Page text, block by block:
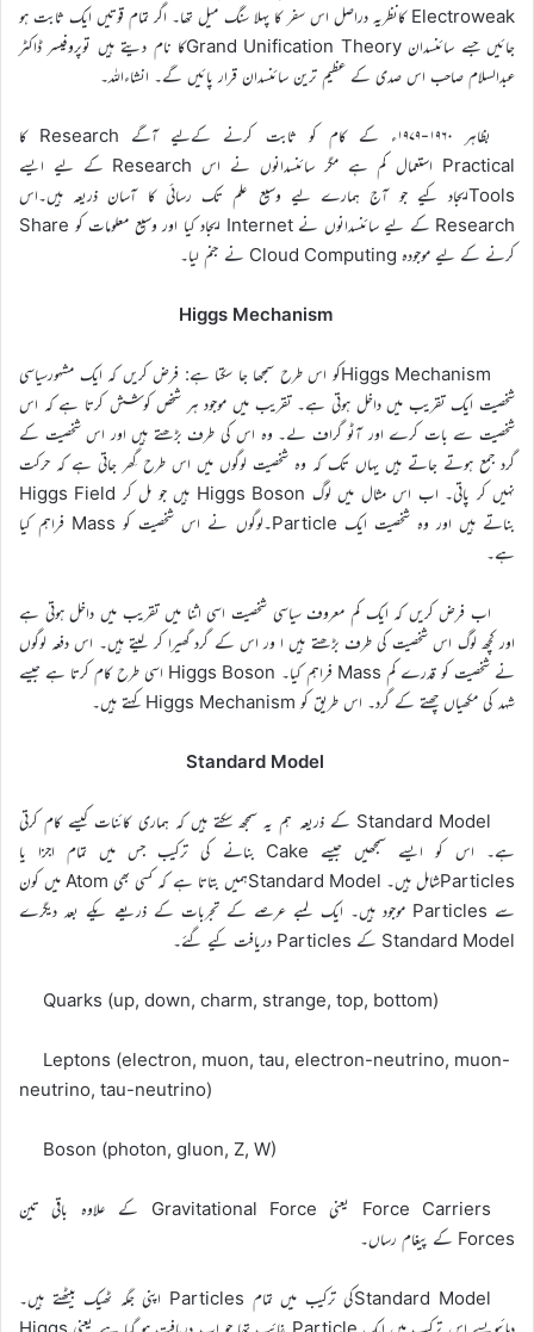
Electroweak کانظریہ دراصل اس سفر کا پہلا سنگ میل تھا۔ اگر تمام قوتیں ایک ثابت ہو
جائیں جسے سائنسدان Grand Unification Theoryکا نام دیتے ہیں توپروفیسر ڈاکٹر
عبدالسلام صاحب اس صدی کے عظیم ترین سائنسدان قرار پائیں گے۔ انشاءاللہ۔
بظاہر ۱۹۶۰-۱۹۷۹ء کے کام کو ثابت کرنے کےلیے آگے Research کا
Practical استعمال کم ہے مگر سائنسدانوں نے اس Research کے لیے ایسے
Toolsایجاد کیے جو آج ہمارے لیے وسیع علم تک رسائی کا آسان ذریعہ ہیں۔اس
Research کے لیے سائنسدانوں نے Internet ایجاد کیا اور وسیع معلومات کو Share
کرنے کے لیے موجودہ Cloud Computing نے جنم لیا۔
Higgs Mechanism
Higgs Mechanismکو اس طرح سمجھا جا سکتا ہے: فرض کریں کہ ایک مشہورسیاسی
شخصیت ایک تقریب میں داخل ہوتی ہے۔ تقریب میں موجود ہر شخص کوشش کرتا ہے کہ اس
شخصیت سے بات کرے اور آٹو گراف لے۔ وہ اس کی طرف بڑھتے ہیں اور اس شخصیت کے
گرد جمع ہوتے جاتے ہیں یہاں تک کہ وہ شخصیت لوگوں میں اس طرح گِھر جاتی ہے کہ حرکت
نہیں کر پاتی۔ اب اس مثال میں لوگ Higgs Boson ہیں جو مل کر Higgs Field
بناتے ہیں اور وہ شخصیت ایک Particle۔لوگوں نے اس شخصیت کو Mass فراہم کیا
ہے۔
اب فرض کریں کہ ایک کم معروف سیاسی شخصیت اسی اثنا میں تقریب میں داخل ہوتی ہے
اور کچھ لوگ اس شخصیت کی طرف بڑھتے ہیں ا ور اس کے گرد گھیرا کر لیتے ہیں۔ اس دفعہ لوگوں
نے شخصیت کو قدرے کم Mass فراہم کیا۔ Higgs Boson اسی طرح کام کرتا ہے جیسے
شہد کی مکھیاں چھتے کے گرد۔ اس طریق کو Higgs Mechanism کہتے ہیں۔
Standard Model
Standard Model کے ذریعہ ہم یہ سمجھ سکتے ہیں کہ ہماری کائنات کیسے کام کرتی
ہے۔ اس کو ایسے سمجھیں جیسے Cake بنانے کی ترکیب جس میں تمام اجزا یا
Particlesشامل ہیں۔ Standard Modelہمیں بتاتا ہے کہ کسی بھی Atom میں کون
سے Particles موجود ہیں۔ ایک لمبے عرصے کے تجربات کے ذریعے یکے بعد دیگرے
Standard Model کے Particles دریافت کیے گئے۔
Quarks (up, down, charm, strange, top, bottom)
Leptons (electron, muon, tau, electron-neutrino, muon-
neutrino, tau-neutrino)
Boson (photon, gluon, Z, W)
Force Carriers یعنی Gravitational Force کے علاوہ باقی تین
Forces کے پیغام رساں۔
Standard Modelکی ترکیب میں تمام Particles اپنی جگہ ٹھیک بیٹھتے ہیں۔